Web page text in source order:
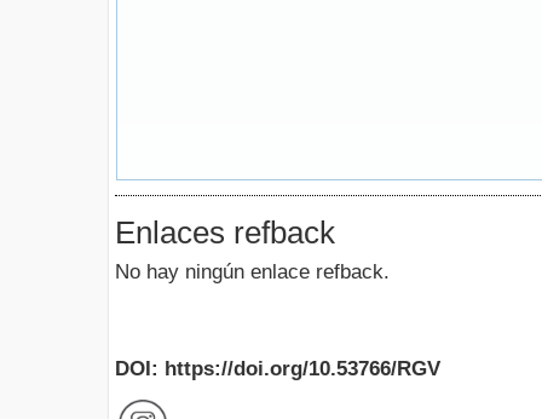
Enlaces refback
No hay ningún enlace refback.
DOI: https://doi.org/10.53766/RGV